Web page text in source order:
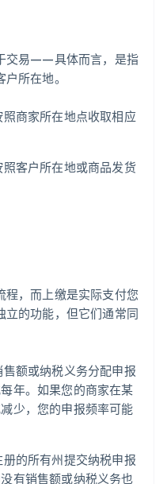
交易——具体而言，是指
所在地。
照商家所在地点收取相应
照客户所在地或商品发货
程，而上缴是实际支付您
立的功能，但它们通常同
额或纳税义务分配申报
年。如果您的商家在某
少，您的申报频率可能
的所有州提交纳税申报
有销售额或纳税义务也